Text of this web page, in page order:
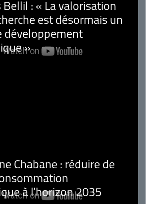
Bellil : « La valorisation
est désormais un
développement
»
Chabane : réduire de
à l’horizon 2035